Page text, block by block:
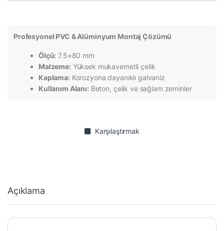
Profesyonel PVC & Alüminyum Montaj Çözümü
Ölçü: 7.5×80 mm
Malzeme: Yüksek mukavemetli çelik
Kaplama: Korozyona dayanıklı galvaniz
Kullanım Alanı: Beton, çelik ve sağlam zeminler
Karşılaştırmak
Açıklama